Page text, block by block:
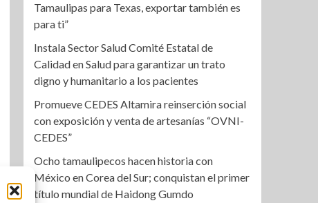
Tamaulipas para Texas, exportar también es
para ti”
Instala Sector Salud Comité Estatal de
Calidad en Salud para garantizar un trato
digno y humanitario a los pacientes
Promueve CEDES Altamira reinserción social
con exposición y venta de artesanías “OVNI-
CEDES”
Ocho tamaulipecos hacen historia con
México en Corea del Sur; conquistan el primer
título mundial de Haidong Gumdo